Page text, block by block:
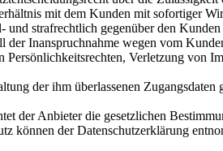
mit dem Kunden mit sofortiger
strafrechtlich gegenüber den Kunden
Inanspruchnahme wegen vom
Verletzung von
der ihm überlassenen
der Anbieter die gesetzlichen
können der Datenschutzerklärung